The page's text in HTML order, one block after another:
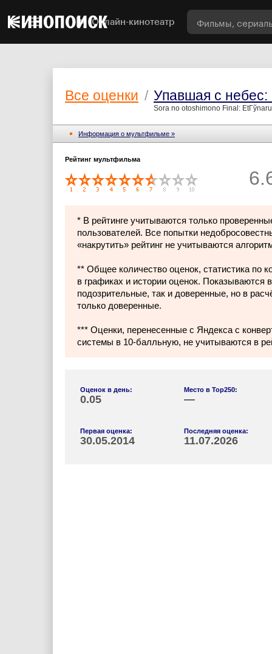
Онлайн-кинотеатр
Все оценки / Упавшая с
Sora no otoshimono Final:
Информация о мультфильме »
Рейтинг мультфильма
* В рейтинге учитываются только
пользователей. Все попытки
«накрутить» рейтинг не учитываются
** Общее количество оценок, статистика по
в графиках и истории оценок. Показываются
подозрительные, так и доверенные, но в
только доверенные.
*** Оценки, перенесенные с Яндекса с
системы в 10-балльную, не учитываются в
Оценок в день:
0.05
Место в Top250:
—
Первая оценка:
30.05.2014
Последняя оценка:
11.07.2026